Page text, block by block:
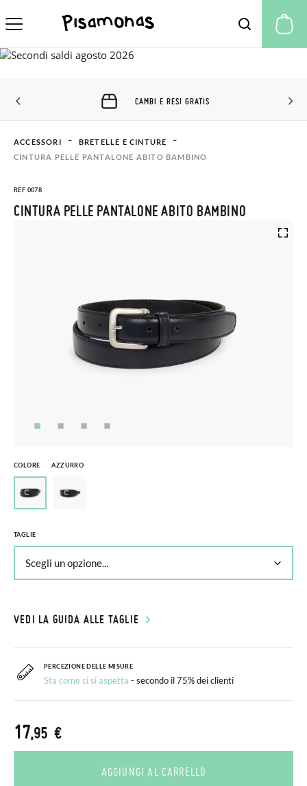
CAMBI E RESI GRATIS
ACCESSORI
BRETELLE E CINTURE
CINTURA PELLE PANTALONE ABITO BAMBINO
REF 0078
CINTURA PELLE PANTALONE ABITO BAMBINO
COLORE AZZURRO
TAGLIE
VEDI LA GUIDA ALLE TAGLIE
PERCEZIONE DELLE MISURE
Sta come ci si aspetta - secondo il 75% dei clienti
17,95 €
AGGIUNGI AL CARRELLO